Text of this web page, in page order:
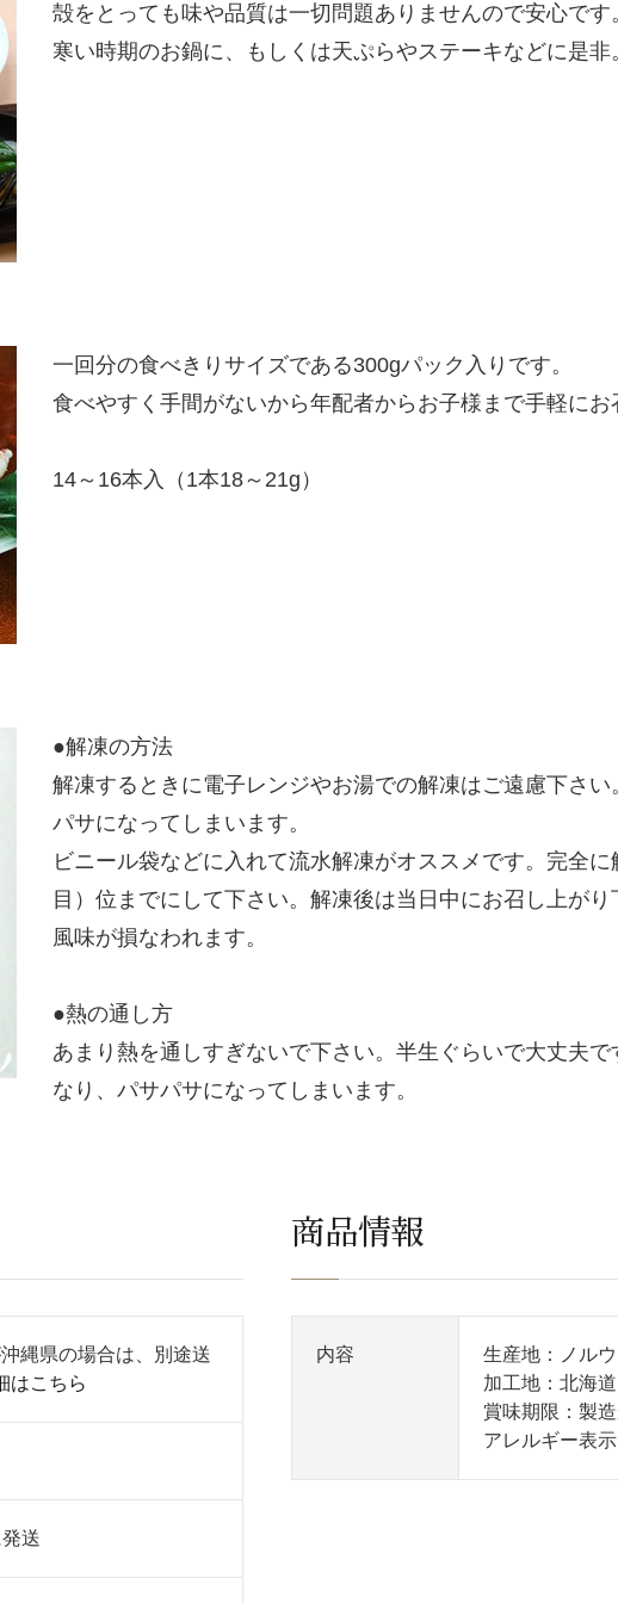
殻をとっても味や品質は一切問題ありませんので安心です
寒い時期のお鍋に、もしくは天ぷらやステーキなどに是非
一回分の食べきりサイズである300gパック入りです。
食べやすく手間がないから年配者からお子様まで手軽にお
14～16本入（1本18～21g）
●解凍の方法
解凍するときに電子レンジやお湯での解凍はご遠慮下さ
パサになってしまいます。
ビニール袋などに入れて流水解凍がオススメです。完全
目）位までにして下さい。解凍後は当日中にお召し上が
風味が損なわれます。
●熱の通し方
あまり熱を通しすぎないで下さい。半生ぐらいで大丈夫で
なり、パサパサになってしまいます。
縄県の場合は、別途送
はこちら
送
商品情報
内容
生産地：ノル
加工地：北海道
賞味期限：製
アレルギー表